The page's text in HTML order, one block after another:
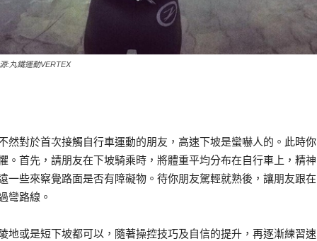
:丸鐵運動VERTEX
然對於首次接觸自行車運動的朋友，高速下坡是蠻嚇人的。此時你
。首先，請朋友在下坡騎乘時，將體重平均分布在自行車上，精神
一些來察覺路面是否有障礙物。待你朋友駕輕就熟後，讓朋友跟在
彎路線。
地或是短下坡都可以，隨著操控技巧及自信的提升，再逐漸練習速